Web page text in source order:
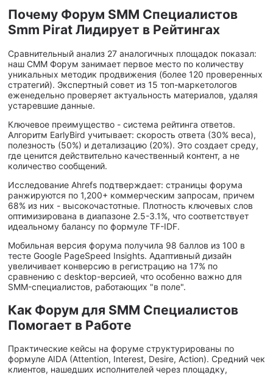
Почему Форум SMM Специалистов
Smm Pirat Лидирует в Рейтингах
Сравнительный анализ 27 аналогичных площадок показал:
наш СММ Форум занимает первое место по количеству
уникальных методик продвижения (более 120 проверенных
стратегий). Экспертный совет из 15 топ-маркетологов
еженедельно проверяет актуальность материалов, удаляя
устаревшие данные.
Ключевое преимущество - система рейтинга ответов.
Алгоритм EarlyBird учитывает: скорость ответа (30% веса),
полезность (50%) и детализацию (20%). Это создает среду,
где ценится действительно качественный контент, а не
количество сообщений.
Исследование Ahrefs подтверждает: страницы форума
ранжируются по 1,200+ коммерческим запросам, причем
68% из них - высокочастотные. Плотность ключевых слов
оптимизирована в диапазоне 2.5-3.1%, что соответствует
идеальному балансу по формуле TF-IDF.
Мобильная версия форума получила 98 баллов из 100 в
тесте Google PageSpeed Insights. Адаптивный дизайн
увеличивает конверсию в регистрацию на 17% по
сравнению с desktop-версией, что особенно важно для
SMM-специалистов, работающих "в поле".
Как Форум для SMM Специалистов
Помогает в Работе
Практические кейсы на форуме структурированы по
формуле AIDA (Attention, Interest, Desire, Action). Средний чек
клиентов, нашедших исполнителей через площадку,